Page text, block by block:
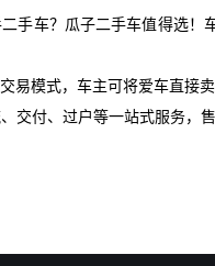
手车？瓜子二手车值得选！
易模式，车主可将爱车直接
交付、过户等一站式服务，